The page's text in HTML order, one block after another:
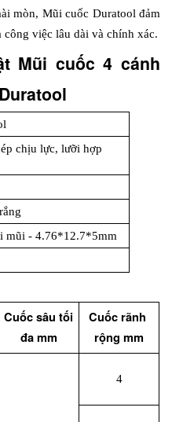
mòn, Mũi cuốc Duratool đảm
công việc lâu dài và chính xác.
Mũi cuốc 4 cánh
chịu lực, lưỡi hợp
mũi - 4.76*12.7*5mm
Cuốc sâu tối
đa mm
Cuốc rãnh
rộng mm
4